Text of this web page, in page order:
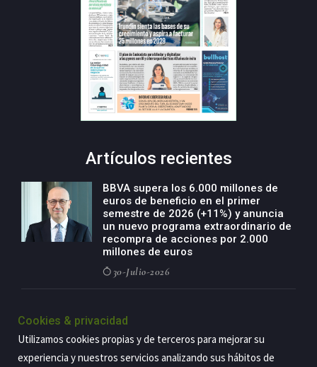
Artículos recientes
BBVA supera los 6.000 millones de
euros de beneficio en el primer
semestre de 2026 (+11%) y anuncia
un nuevo programa extraordinario de
recompra de acciones por 2.000
millones de euros
30-Julio-2026
negocio agro con un modelo global
países
29-Julio-2026
Cookies & privacidad
Utilizamos cookies propias y de terceros para mejorar su
experiencia y nuestros servicios analizando sus hábitos de